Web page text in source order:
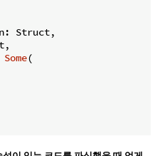
Struct,
Some(